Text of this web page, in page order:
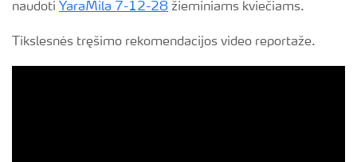
naudoti YaraMila 7-12-28 žieminiams kviečiams.
Tikslesnės tręšimo rekomendacijos video reportaže.